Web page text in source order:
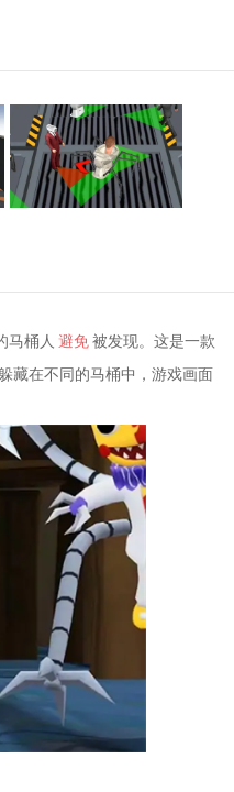
马桶人 避免 被发现。这是一款
藏在不同的马桶中，游戏画面